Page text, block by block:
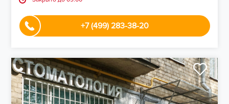
+7 (499) 283-38-20